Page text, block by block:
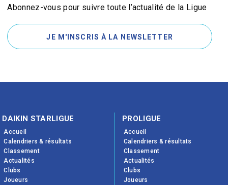
Abonnez-vous pour suivre toute l’actualité de la Ligue
JE M'INSCRIS À LA NEWSLETTER
DAIKIN STARLIGUE
Accueil
Calendriers & résultats
Classement
Actualités
Clubs
Joueurs
PROLIGUE
Accueil
Calendriers & résultats
Classement
Actualités
Clubs
Joueurs